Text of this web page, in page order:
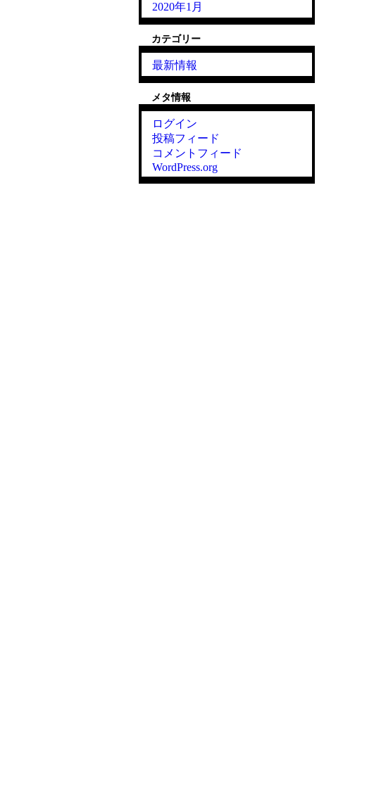
2020年1月
カテゴリー
最新情報
メタ情報
ログイン
投稿フィード
コメントフィード
WordPress.org